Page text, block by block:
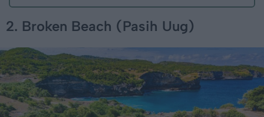
2. Broken Beach (Pasih Uug)